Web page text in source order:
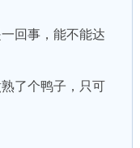
回事，能不能达
了个鸭子，只可